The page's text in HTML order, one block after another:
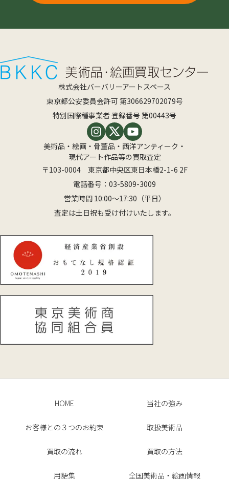
株式会社バーバリーアートスペース
東京都公安委員会許可 第306629702079号
特別国際種事業者 登録番号 第00443号
美術品・絵画・骨董品・西洋アンティーク・
現代アート作品等の買取査定
〒103-0004 東京都中央区東日本橋2-1-6 2F
電話番号： 03-5809-3009
営業時間 10:00〜17:30（平日）
査定は土日祝も受け付けいたします。
HOME 当社の強み
お客様との３つのお約束 取扱美術品
買取の流れ 買取の方法
用語集 全国美術品・絵画情報